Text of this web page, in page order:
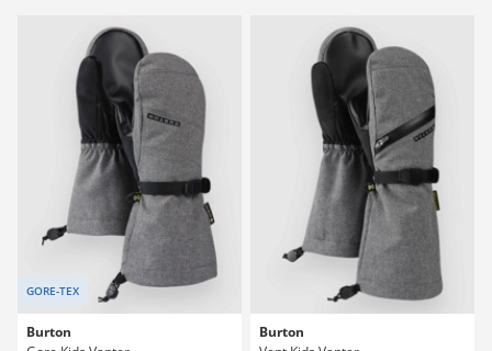
GORE-TEX
Burton
Burton